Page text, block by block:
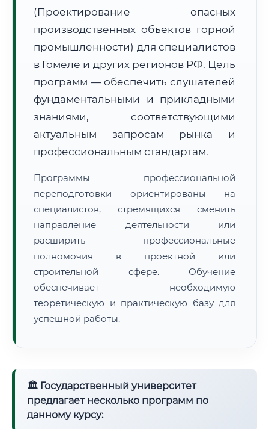
Расчет логистики оригиналов:
• Маршрут транзита:
• Экспресс-доставка СДЭК / Почтой:5–7 рабочих дней
📜 Документы и аккредитация ФИС ФРДО
(Проектирование опасных
производственных объектов горной
промышленности) для специалистов
в Гомеле и других регионов РФ. Цель
программ — обеспечить слушателей
фундаментальными и прикладными
знаниями, соответствующими
актуальным запросам рынка и
профессиональным стандартам.
Программы профессиональной
переподготовки ориентированы на
специалистов, стремящихся сменить
направление деятельности или
расширить профессиональные
полномочия в проектной или
строительной сфере. Обучение
обеспечивает необходимую
теоретическую и практическую базу для
успешной работы.
🏛 Государственный университет
предлагает несколько программ по
данному курсу: